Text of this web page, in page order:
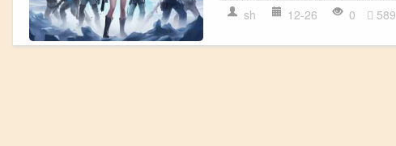
sh 12-26 0 589